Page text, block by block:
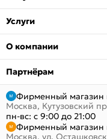
Услуги
О компании
Партнёрам
Фирменный магазин
Москва, Кутузовский
пн-вс: с 9:00 до 21:00
Фирменный магазин